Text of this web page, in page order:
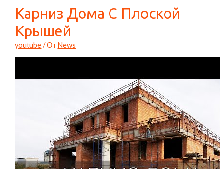
Карниз Дома С Плоской
Крышей
youtube/ От News